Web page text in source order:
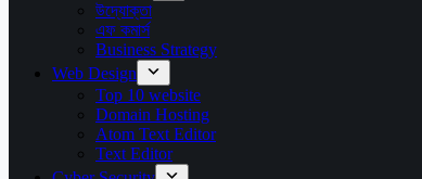
উদ্যোক্তা
এফ কমার্স
Business Strategy
Web Design
Top 10 website
Domain Hosting
Atom Text Editor
Text Editor